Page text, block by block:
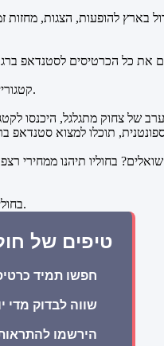
בארץ להופעות, הצגות, מחזות
את כל הכרטיסים לסטנדאפ
קטגוריית הצגות והופעות במרכז מאפשרת להזמין בקלות ובמהירות הצגות למבוגרים, לילדים, הצגות לנוער והפקות לכל הגילאים, עם כרטיסים ברגע האחרון והנחות מיוחדות.
בחוליו תיהנו
בחוליו לא קונים רק כרטיס, אלא גם חוסכים, נהנים ומרוויחים חוויה אמיתית. אז למה אתם מחכים? כנסו עכשיו ובחרו את הבילוי שלכם ברגע האחרון בלי לקרוע את הכיס.
טיפים של
חפשו תמיד
שווה לבדוק מדי
הירשמו להתראות